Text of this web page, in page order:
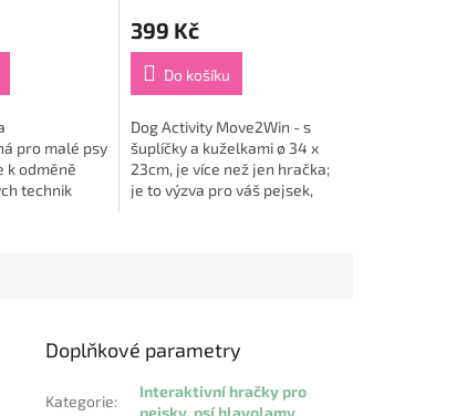
pro malé psy
k odměně
technik
399 Kč
Do košíku
Dog Activity Move2Win - s
šuplíčky a kuželkami ø 34 x
23cm, je více než jen hračka;
je to výzva pro váš pejsek,
Doplňkové parametry
Kategorie:
Interaktivní hračky pro